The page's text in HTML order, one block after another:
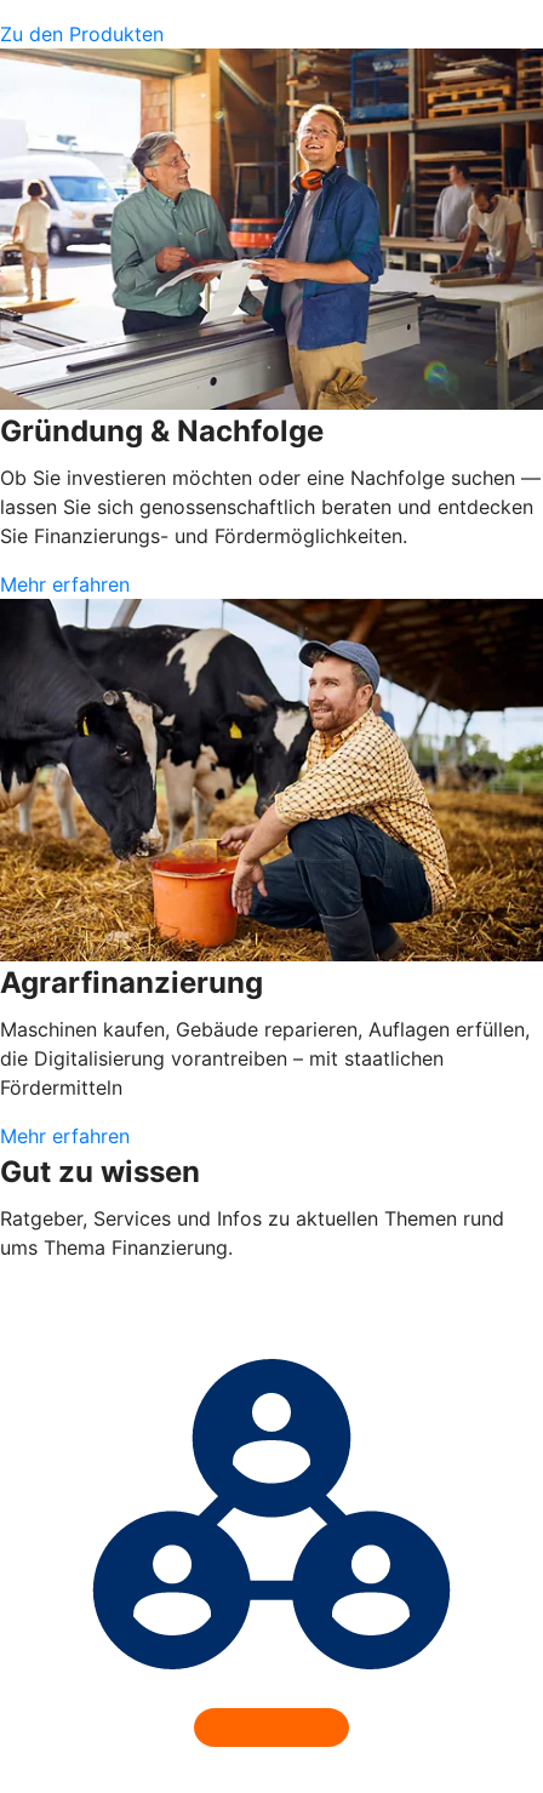
Zu den Produkten
Gründung & Nachfolge
Ob Sie investieren möchten oder eine Nachfolge suchen —
lassen Sie sich genossenschaftlich beraten und entdecken
Sie Finanzierungs- und Fördermöglichkeiten.
Mehr erfahren
Agrarfinanzierung
Maschinen kaufen, Gebäude reparieren, Auflagen erfüllen,
die Digitalisierung vorantreiben – mit staatlichen
Fördermitteln
Mehr erfahren
Gut zu wissen
Ratgeber, Services und Infos zu aktuellen Themen rund
ums Thema Finanzierung.